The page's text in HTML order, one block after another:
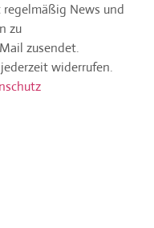
News und
zu
zusendet.
widerrufen.